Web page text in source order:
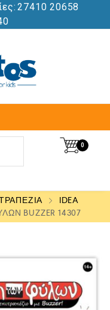
27410 20658
0
IDEA
BUZZER 14307